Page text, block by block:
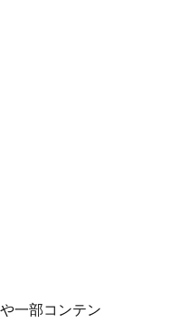
一部コンテン